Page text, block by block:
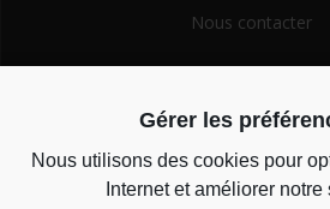
Nous contacter
for:
Horaires
Gérer les
Nous utilisons des cookies pour
Internet et améliorer notre